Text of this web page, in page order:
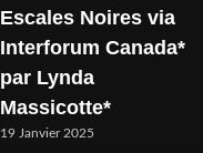
Escales Noires via
Interforum Canada*
par Lynda
Massicotte*
19 Janvier 2025